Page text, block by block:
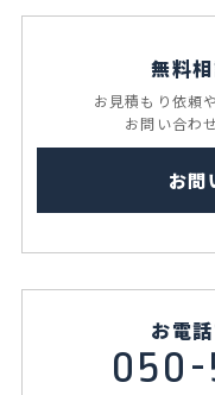
無料
お見積もり依頼
お問い合わ
お問
お電
050-